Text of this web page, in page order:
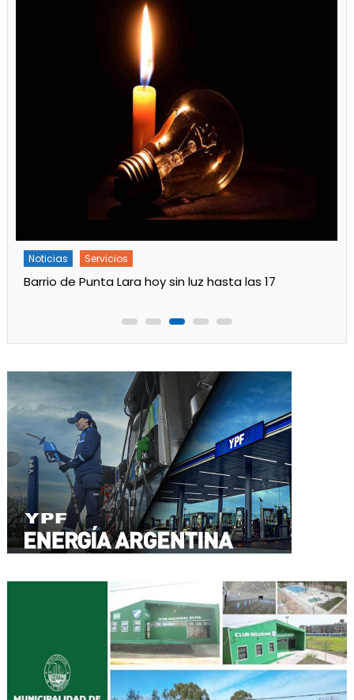
Noticias Servicios
Turnos de Farmacias de Julio 2026 en Ensenada